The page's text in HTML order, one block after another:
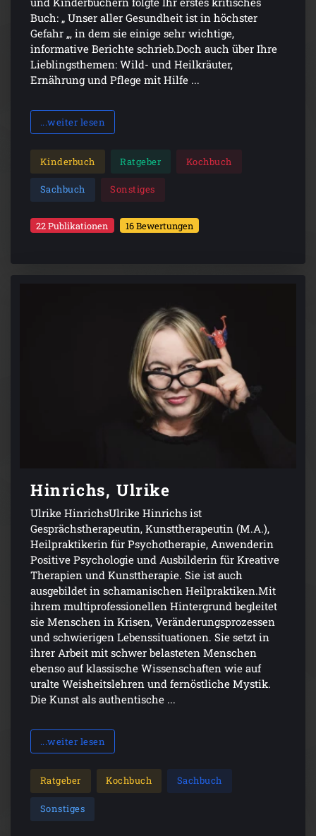
Buch: „ Unser aller Gesundheit ist in höchster
Gefahr „, in dem sie einige sehr wichtige,
informative Berichte schrieb.Doch auch über Ihre
Lieblingsthemen: Wild- und Heilkräuter,
Ernährung und Pflege mit Hilfe ...
...weiter lesen
Kinderbuch Ratgeber Kochbuch
Sachbuch Sonstiges
22 Publikationen 16 Bewertungen
Hinrichs, Ulrike
Ulrike HinrichsUlrike Hinrichs ist
Gesprächstherapeutin, Kunsttherapeutin (M.A.),
Heilpraktikerin für Psychotherapie, Anwenderin
Positive Psychologie und Ausbilderin für Kreative
Therapien und Kunsttherapie. Sie ist auch
ausgebildet in schamanischen Heilpraktiken.Mit
ihrem multiprofessionellen Hintergrund begleitet
sie Menschen in Krisen, Veränderungsprozessen
und schwierigen Lebenssituationen. Sie setzt in
ihrer Arbeit mit schwer belasteten Menschen
ebenso auf klassische Wissenschaften wie auf
uralte Weisheitslehren und fernöstliche Mystik.
Die Kunst als authentische ...
...weiter lesen
Ratgeber Kochbuch Sachbuch
Sonstiges